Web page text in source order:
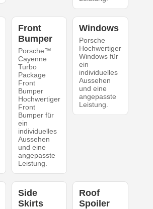
Front
Bumper
Porsche™
Cayenne
Turbo
Package
Front
Bumper
Hochwertiger
Front
Bumper für
ein
individuelles
Aussehen
und eine
angepasste
Leistung.
Windows
Porsche
Hochwertiger
Windows für
ein
individuelles
Aussehen
und eine
angepasste
Leistung.
Side
Skirts
Roof
Spoiler